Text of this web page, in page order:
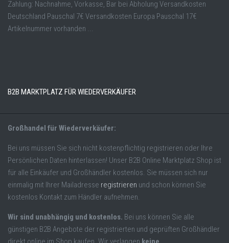
Zahlung: Nachnahme, Vorkasse, Bar bei Abholung Versandkosten
Deutschland Pauschal 7€ Versandkosten Europa Pauschal 17€
Artikelnummer vorhanden ...
B2B MARKTPLATZ FÜR WIEDERVERKÄUFER
Großhandel für Wiederverkäufer:
Bei uns müssen Sie sich nicht kostenpflichtig registrieren oder Ihre
Persönlichen Daten hinterlassen! Unser B2B Online Marktplatz Shop ist
für alle Einkäufer und Großhändler kostenlos. Sie müssen sich nur
einmalig mit Ihrer Mailadresse registrieren und schon können Sie
kostenlos Kontakt zum Händler aufnehmen.
Wir sind unabhängig und kostenlos. Bei uns können Sie alle
günstigen B2B Angebote der registrierten und geprüften Großhändler